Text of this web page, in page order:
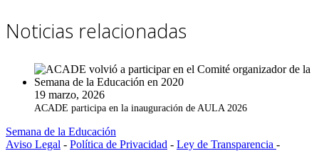
Noticias relacionadas
19 marzo, 2026
ACADE participa en la inauguración de AULA 2026
Semana de la Educación
Aviso Legal - Política de Privacidad - Ley de Transparencia -